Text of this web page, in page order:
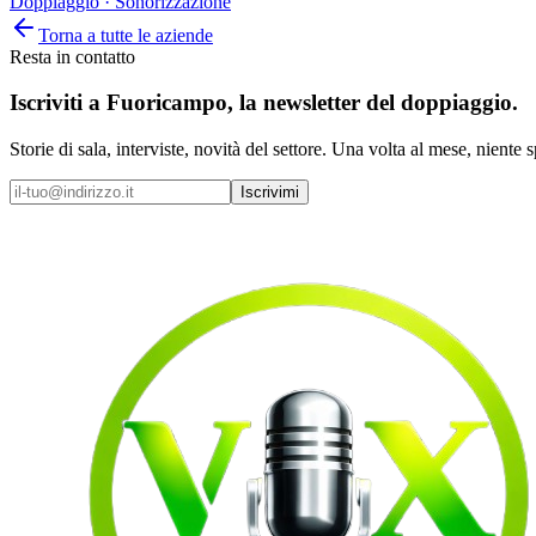
Torna a tutte le aziende
Resta in contatto
Iscriviti a Fuoricampo, la newsletter del doppiaggio.
Storie di sala, interviste, novità del settore. Una volta al mese, niente
Iscrivimi